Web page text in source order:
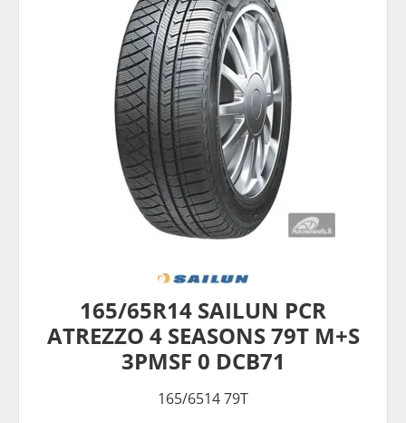
165/65R14 SAILUN PCR
ATREZZO 4 SEASONS 79T M+S
3PMSF 0 DCB71
165/6514 79T